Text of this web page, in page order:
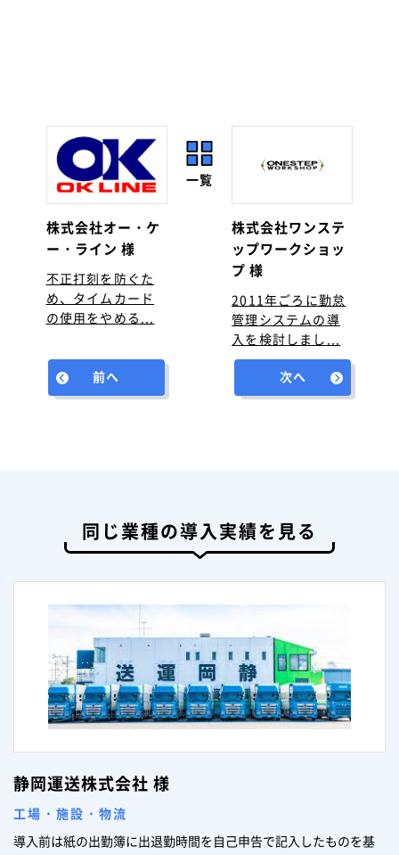
前へ
株式会社オー・ケ
ー・ライン 様
不正打刻を防ぐた
め、タイムカード
の使用をやめる...
一覧
次へ
株式会社ワンステ
ップワークショッ
プ 様
2011年ごろに勤怠
管理システムの導
入を検討しまし...
同じ業種の導入実績を見る
静岡運送株式会社 様
工場・施設・物流
導入前は紙の出勤簿に出退勤時間を自己申告で記入したものを基